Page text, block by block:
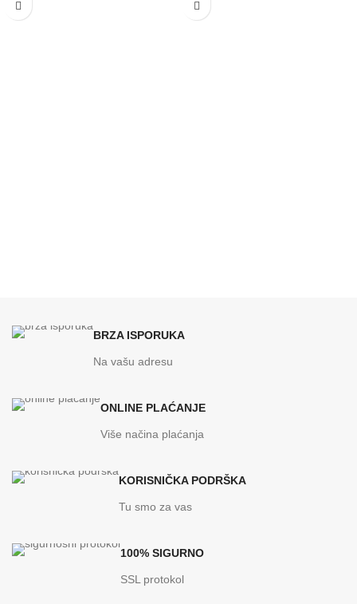
BRZA ISPORUKA
Na vašu adresu
ONLINE PLAĆANJE
Više načina plaćanja
KORISNIČKA PODRŠKA
Tu smo za vas
100% SIGURNO
SSL protokol